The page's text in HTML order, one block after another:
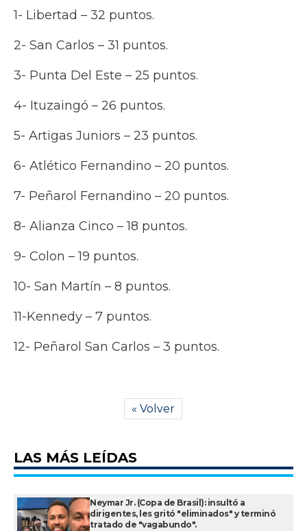
1- Libertad – 32 puntos.
2- San Carlos – 31 puntos.
3- Punta Del Este – 25 puntos.
4- Ituzaingó – 26 puntos.
5- Artigas Juniors – 23 puntos.
6- Atlético Fernandino – 20 puntos.
7- Peñarol Fernandino – 20 puntos.
8- Alianza Cinco – 18 puntos.
9- Colon – 19 puntos.
10- San Martín – 8 puntos.
11-Kennedy – 7 puntos.
12- Peñarol San Carlos – 3 puntos.
« Volver
LAS MÁS LEÍDAS
Neymar Jr. (Copa de Brasil): insultó a
dirigentes, les gritó "eliminados" y terminó
tratado de "vagabundo".